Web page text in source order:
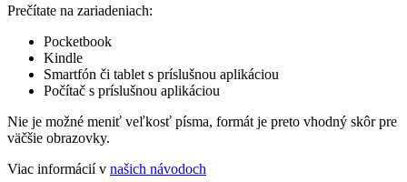
Prečítate na zariadeniach:
Pocketbook
Kindle
Smartfón či tablet s príslušnou aplikáciou
Počítač s príslušnou aplikáciou
Nie je možné meniť veľkosť písma, formát je preto vhodný skôr pre
väčšie obrazovky.
Viac informácií v našich návodoch